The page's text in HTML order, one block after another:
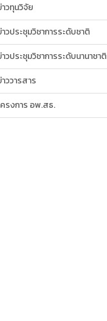
วทุนวิจัย
วประชุมวิชาการระดับชาติ
วประชุมวิชาการระดับนานาชาติ
ววารสาร
รงการ อพ.สธ.